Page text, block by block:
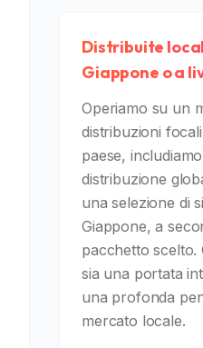
Distribuite
Giappone o a
Operiamo su un
distribuzioni
paese,
distribuzione
una selezione di
Giappone, a
pacchetto scelto.
sia una portata
una profonda
mercato locale.